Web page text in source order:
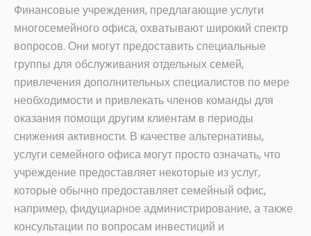
Финансовые учреждения, предлагающие услуги
многосемейного офиса, охватывают широкий спектр
вопросов. Они могут предоставить специальные
группы для обслуживания отдельных семей,
привлечения дополнительных специалистов по мере
необходимости и привлекать членов команды для
оказания помощи другим клиентам в периоды
снижения активности. В качестве альтернативы,
услуги семейного офиса могут просто означать, что
учреждение предоставляет некоторые из услуг,
которые обычно предоставляет семейный офис,
например, фидуциарное администрирование, а также
консультации по вопросам инвестиций и